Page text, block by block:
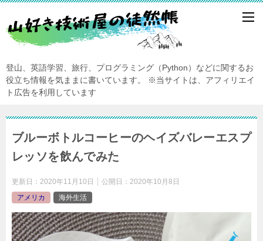
登山、英語学習、旅行、プログラミング（Python）などに関するお
役立ち情報を気ままに書いています。
※当サイトは、アフィリエイ
ト広告を利用しています
ブルーボトルコーヒーのヘイズバレーエスプ
レッソを飲んでみた
更新日： 2020年11月10日 公開日： 2020年10月8日
アメリカ
海外生活